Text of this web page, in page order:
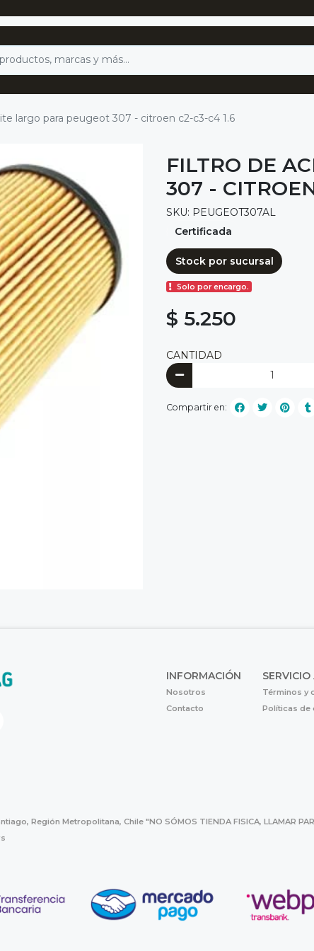
largo para peugeot 307 - citroen c2-c3-c4 1.6
FILTRO DE
307 -
SKU: PEUGEOT307AL
Certificada
Stock por sucursal
Solo por encargo.
$ 5.250
CANTIDAD
Compartir en:
INFORMACIÓN
Nosotros
Contacto
Términos y
Políticas de
Región Metropolitana, Chile "NO SÓMOS TIENDA FISICA, LLAMAR